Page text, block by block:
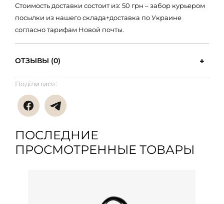
Стоимость доставки состоит из: 50 грн – забор курьером
посылки из нашего склада+доставка по Украине
согласно тарифам Новой почты.
ОТЗЫВЫ (0)
Поділитися:
ПОСЛЕДНИЕ
ПРОСМОТРЕННЫЕ ТОВАРЫ